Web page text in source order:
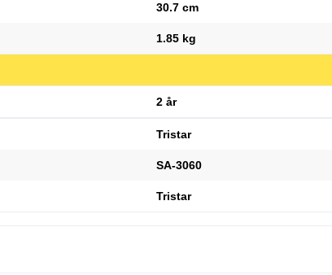
30.7 cm
1.85 kg
2 år
Tristar
SA-3060
Tristar